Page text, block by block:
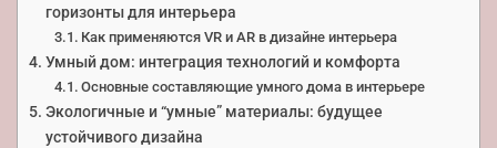
горизонты для интерьера
Как применяются VR и AR в дизайне интерьера
Умный дом: интеграция технологий и комфорта
Основные составляющие умного дома в интерьере
Экологичные и “умные” материалы: будущее
устойчивого дизайна